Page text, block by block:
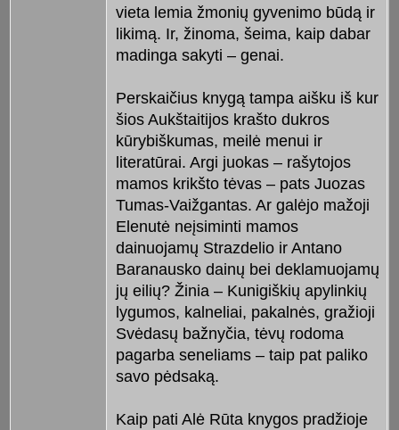
vieta lemia žmonių gyvenimo būdą ir
likimą. Ir, žinoma, šeima, kaip dabar
madinga sakyti – genai.
Perskaičius knygą tampa aišku iš kur
šios Aukštaitijos krašto dukros
kūrybiškumas, meilė menui ir
literatūrai. Argi juokas – rašytojos
mamos krikšto tėvas – pats Juozas
Tumas-Vaižgantas. Ar galėjo mažoji
Elenutė neįsiminti mamos
dainuojamų Strazdelio ir Antano
Baranausko dainų bei deklamuojamų
jų eilių? Žinia – Kunigiškių apylinkių
lygumos, kalneliai, pakalnės, gražioji
Svėdasų bažnyčia, tėvų rodoma
pagarba seneliams – taip pat paliko
savo pėdsaką.
Kaip pati Alė Rūta knygos pradžioje